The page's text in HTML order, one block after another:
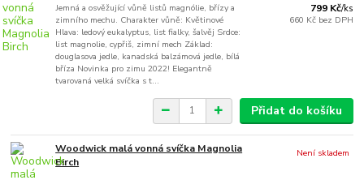
Jemná a osvěžující vůně listů magnólie, břízy a
zimního mechu. Charakter vůně: Květinové
Hlava: ledový eukalyptus, list fialky, šalvěj Srdce:
list magnolie, cypřiš, zimní mech Základ:
douglasova jedle, kanadská balzámová jedle, bílá
bříza Novinka pro zimu 2022! Elegantně
tvarovaná velká svíčka s t...
799 Kč/ks
660 Kč bez DPH
Přidat do košíku
Woodwick malá vonná svíčka Magnolia
Birch
Není skladem